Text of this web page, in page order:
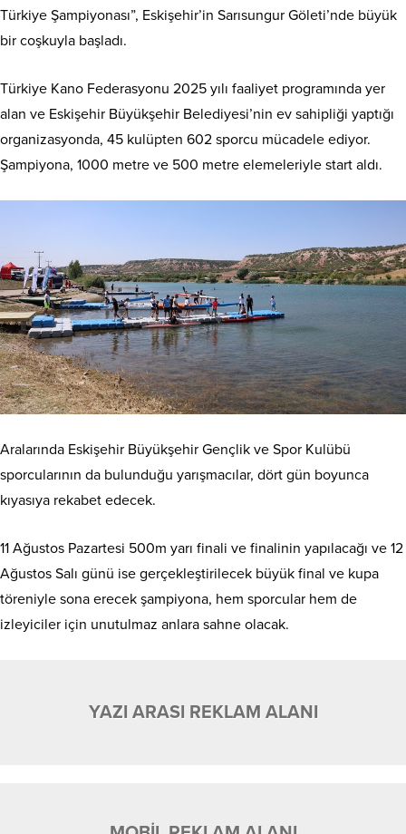
Türkiye Şampiyonası”, Eskişehir’in Sarısungur Göleti’nde büyük
bir coşkuyla başladı.
Türkiye Kano Federasyonu 2025 yılı faaliyet programında yer
alan ve Eskişehir Büyükşehir Belediyesi’nin ev sahipliği yaptığı
organizasyonda, 45 kulüpten 602 sporcu mücadele ediyor.
Şampiyona, 1000 metre ve 500 metre elemeleriyle start aldı.
Aralarında Eskişehir Büyükşehir Gençlik ve Spor Kulübü
sporcularının da bulunduğu yarışmacılar, dört gün boyunca
kıyasıya rekabet edecek.
11 Ağustos Pazartesi 500m yarı finali ve finalinin yapılacağı ve 12
Ağustos Salı günü ise gerçekleştirilecek büyük final ve kupa
töreniyle sona erecek şampiyona, hem sporcular hem de
izleyiciler için unutulmaz anlara sahne olacak.
YAZI ARASI REKLAM ALANI